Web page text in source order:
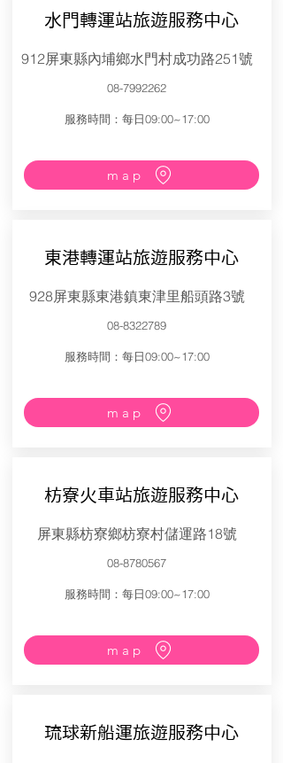
水門轉運站旅遊服務中心
912屏東縣內埔鄉水門村成功路251號
08-7992262
服務時間：每日09:00~17:00
map
東港轉運站旅遊服務中心
928屏東縣東港鎮東津里船頭路3號
08-8322789
服務時間：每日09:00~17:00
map
枋寮火車站旅遊服務中心
屏東縣枋寮鄉枋寮村儲運路18號
08-8780567
服務時間：每日09:00~17:00
map
琉球新船運旅遊服務中心